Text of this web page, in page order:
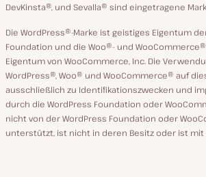
DevKinsta®, und Sevalla® sind eingetragene
Die WordPress®-Marke ist geistiges Eigentum
Foundation und die Woo®- und
Eigentum von WooCommerce, Inc. Die
WordPress®, Woo® und WooCommerce® auf
ausschließlich zu Identifikationszwecken und
durch die WordPress Foundation oder
nicht von der WordPress Foundation oder
unterstützt, ist nicht in deren Besitz oder ist